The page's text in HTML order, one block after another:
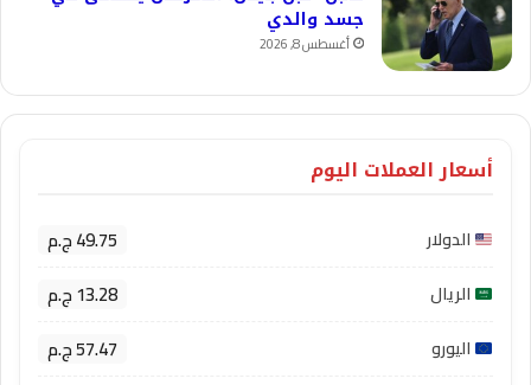
جسد والدي
أغسطس 8, 2026
أسعار العملات اليوم
الدولار 49.75 ج.م
الريال 13.28 ج.م
اليورو 57.47 ج.م